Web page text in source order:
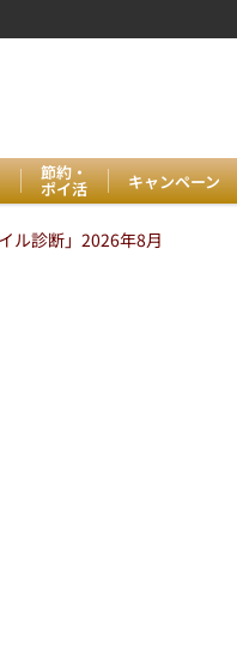
節約・
ポイ活 キャンペーン
ル診断」2026年8月